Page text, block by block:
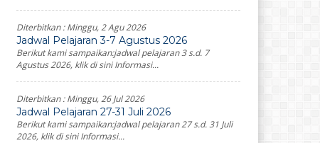
Diterbitkan :Minggu, 2 Agu 2026
Jadwal Pelajaran 3-7 Agustus 2026
Berikut kami sampaikan:jadwal pelajaran 3 s.d. 7
Agustus 2026, klik di sini Informasi...
Diterbitkan :Minggu, 26 Jul 2026
Jadwal Pelajaran 27-31 Juli 2026
Berikut kami sampaikan:jadwal pelajaran 27 s.d. 31 Juli
2026, klik di sini Informasi...